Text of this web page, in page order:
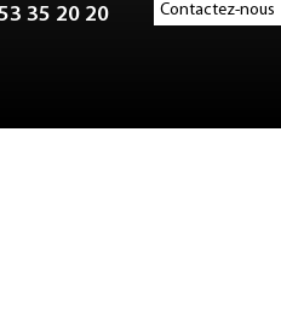
Contactez-nous
35 20 20